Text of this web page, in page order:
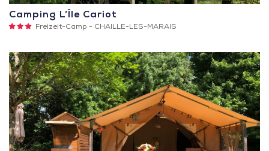
Camping L’Île Cariot
Freizeit-Camp - CHAILLE-LES-MARAIS